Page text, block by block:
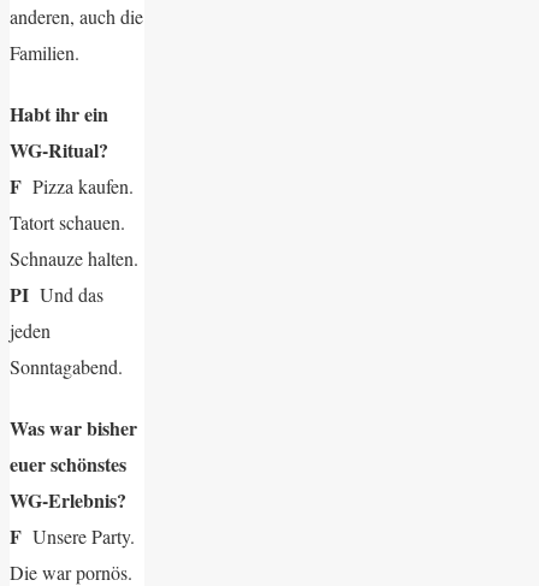
anderen, auch die
Familien.
Habt ihr ein
WG-Ritual?
F Pizza kaufen.
Tatort schauen.
Schnauze halten.
PI Und das
jeden
Sonntagabend.
Was war bisher
euer schönstes
WG-Erlebnis?
F Unsere Party.
Die war pornös.